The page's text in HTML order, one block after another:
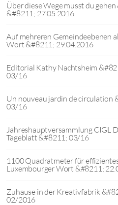
Über diese Wege musst du
&#8211; 27.05.2016
Auf mehreren Gemeindeebenen
Wort &#8211; 29.04.2016
Editorial Kathy Nachtsheim
03/16
Un nouveau jardin de circulation
03/16
Jahreshauptversammlung CIGL
Tageblatt &#8211; 03/16
1100 Quadratmeter für
Luxembourger Wort &#8211;
Zuhause in der Kreativfabrik
02/2016